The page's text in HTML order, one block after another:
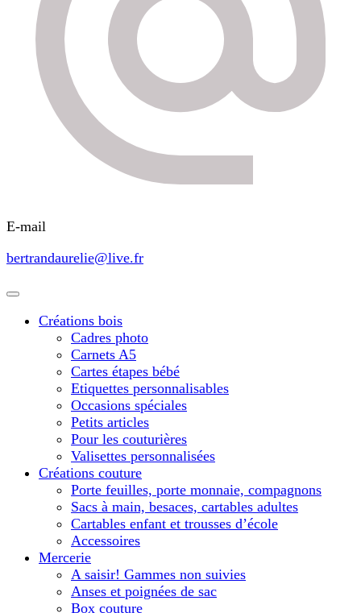
E-mail
bertrandaurelie@live.fr
Créations bois
Cadres photo
Carnets A5
Cartes étapes bébé
Etiquettes personnalisables
Occasions spéciales
Petits articles
Pour les couturières
Valisettes personnalisées
Créations couture
Porte feuilles, porte monnaie, compagnons
Sacs à main, besaces, cartables adultes
Cartables enfant et trousses d’école
Accessoires
Mercerie
A saisir! Gammes non suivies
Anses et poignées de sac
Box couture